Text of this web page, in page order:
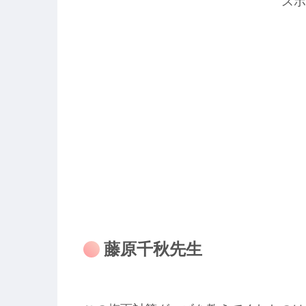
藤原千秋先生